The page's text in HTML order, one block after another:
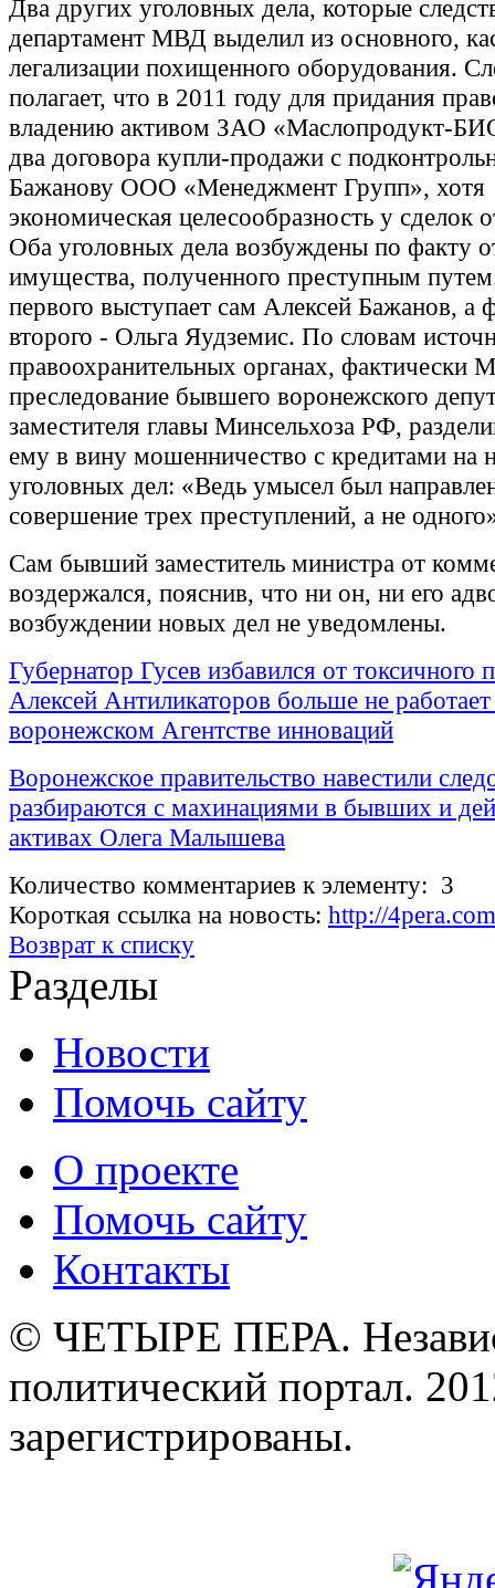
Два других уголовных дела, которые
департамент МВД выделил из основного,
легализации похищенного оборудования.
полагает, что в 2011 году для придания
владению активом ЗАО «Маслопродукт-
два договора купли-продажи с
Бажанову ООО «Менеджмент Групп», хотя
экономическая целесообразность у сделок
Оба уголовных дела возбуждены по факту
имущества, полученного преступным
первого выступает сам Алексей Бажанов, а
второго - Ольга Яудземис. По словам
правоохранительных органах, фактически
преследование бывшего воронежского
заместителя главы Минсельхоза РФ,
ему в вину мошенничество с кредитами на
уголовных дел: «Ведь умысел был
совершение трех преступлений, а не
Сам бывший заместитель министра от
воздержался, пояснив, что ни он, ни его
возбуждении новых дел не уведомлены.
Губернатор Гусев избавился от токсичного
Алексей Антиликаторов больше не
воронежском Агентстве инноваций
Воронежское правительство навестили
разбираются с махинациями в бывших и
активах Олега Малышева
Количество комментариев к элементу: 3
Короткая ссылка на новость: http://
Возврат к списку
Разделы
Новости
Помочь сайту
О проекте
Помочь сайту
Контакты
© ЧЕТЫРЕ ПЕРА.
политический портал.
зарегистрированы.